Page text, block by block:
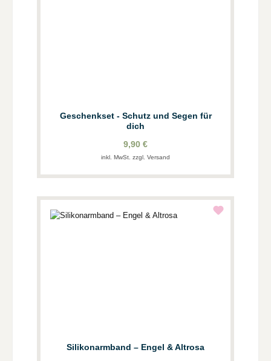
Geschenkset - Schutz und Segen für
dich
9,90 €
inkl. MwSt. zzgl. Versand
Silikonarmband – Engel & Altrosa